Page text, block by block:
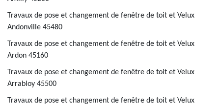
Travaux de pose et changement de fenêtre de toit et Velux
Andonville 45480
Travaux de pose et changement de fenêtre de toit et Velux
Ardon 45160
Travaux de pose et changement de fenêtre de toit et Velux
Arrabloy 45500
Travaux de pose et changement de fenêtre de toit et Velux